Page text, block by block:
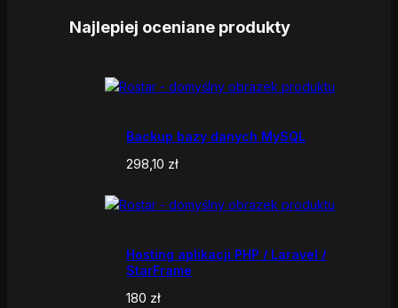
Najlepiej oceniane produkty
Backup bazy danych MySQL
298,10 zł
Hosting aplikacji PHP / Laravel /
StarFrame
180 zł